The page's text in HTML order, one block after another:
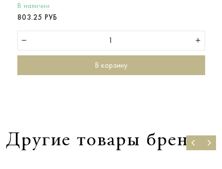
В наличии
803.25 РУБ
В корзину
Другие товары бренда